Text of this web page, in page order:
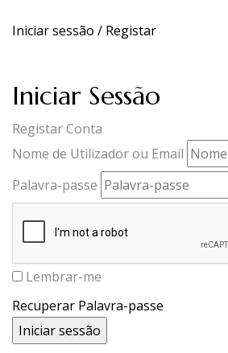
Iniciar sessão / Registar
Iniciar Sessão
Registar Conta
Nome de Utilizador ou Email
Palavra-passe
Lembrar-me
Recuperar Palavra-passe